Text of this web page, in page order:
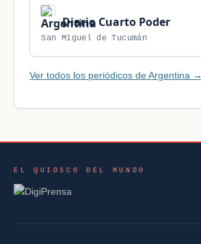
Diario Cuarto Poder
San Miguel de Tucumán
Ver todos los periódicos de Argentina →
EL QUIOSCO DEL MUNDO